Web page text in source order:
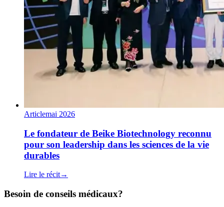
Articlemai 2026
Le fondateur de Beike Biotechnology reconnu
pour son leadership dans les sciences de la vie
durables
Lire le récit→
Besoin de conseils médicaux?